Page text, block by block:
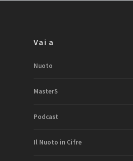
Vai a
Nuoto
MasterS
Podcast
Il Nuoto in Cifre